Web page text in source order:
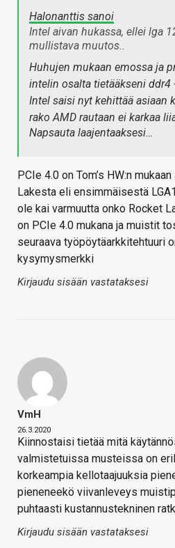
Halonanttis sanoi
Intel aivan hukassa, ellei lga
mullistava muutos..
Huhujen mukaan emossa ja
intelin osalta tietääkseni ddr4
Intel saisi nyt kehittää asiaan
rako AMD rautaan ei karkaa
Napsauta laajentaaksesi…
PCIe 4.0 on Tom’s HW:n
Lakesta eli ensimmäisestä
ole kai varmuutta onko Rocket
on PCIe 4.0 mukana ja muistit
seuraava työpöytäarkkitehtuuri
kysymysmerkki
Kirjaudu sisään vastataksesi
VmH
26.3.2020
Kiinnostaisi tietää mitä
valmistetuissa musteissa on
korkeampia kellotaajuuksia
pieneneekö viivanleveys
puhtaasti kustannustekninen
Kirjaudu sisään vastataksesi